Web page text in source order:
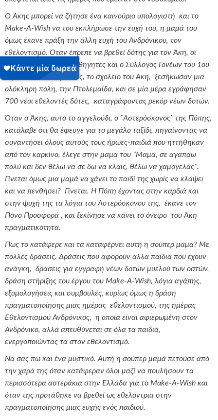
Ο Άκης μπορεί να ζήτησε ένα καινούριο υπολογιστή και το
Make-A-Wish να του εκπλήρωσε την ευχή του, η μαμά του
όμως έκανε πράξη την άλλη ευχή του Ανδρόνικου, τον
εθελοντισμό. Όταν έπρεπε να βρεθεί δότης για τον Άκη, οι
συμμαθητές του, οι καθηγητές και ο Σύλλογος Γονέων του 1ου
Γυμνασίου Πτολεμαΐδας, το σχολείο του Άκη, ξεσήκωσαν μια
ολόκληρη πόλη, την Πτολεμαΐδα, και σε μία μέρα εγράφησαν
700 νέοι εθελοντές δότες, καταγράφοντας ρεκόρ νέων δοτών.
Όταν ο Άκης, αυτό το αγγελούδι, ο ¨Αστερόσκονος¨ της Πόπης,
κατάλαβε ότι θα έφευγε για το μεγάλο ταξίδι, πηγαίνοντας να
συναντήσει όλους αυτούς τους ήρωες-παιδιά που ηττήθηκαν
από τον καρκίνο, έλεγε στην μαμά του ¨Μαμά, σε αγαπάω
πολύ και δεν θέλω να σε δω να κλαις, θέλω να χαμογελάς¨.
Γίνεται όμως μια μαμά να χάνει το παιδί της χωρίς να κλάψει
και να πενθήσει? Γίνεται. Η Πόπη έχοντας στην καρδιά και
στην ψυχή της τα λόγια του Αστερόσκονου της, έκανε τον
Πόνο Προσφορά , και ξεκίνησε να κάνει το όνειρο του Άκη
πραγματικότητα.
Πως το κατάφερε και τα καταφέρνει αυτή η σούπερ μαμά? Με
πολλές δράσεις. Δράσεις που αφορούν άλλα παιδιά που έχουν
ανάγκη, δράσεις για εγγραφή νέων δοτών μυελού των οστών,
δράση στήριξης του έργου του Make-A-Wish, λόγια αγάπης,
εξομολογήσεις και συμβουλές, κυρίως όμως η δράση
πραγματοποίησης μιας ημέρας εθελοντισμού, της ημέρας
Εθελοντισμού Ανδρόνικος, η οποία είναι αφιερωμένη στον
Ανδρόνικο, αλλά απευθύνεται σε όλα τα παιδιά,
ενεργοποιώντας τα στον εθελοντισμό.
Να σας πω και ένα μυστικό. Αυτή η σούπερ μαμά πετούσε από
την χαρά της όταν κατάφεραν όλοι μαζί να πουλήσουν τα
περισσότερα αστεράκια στην Ελλάδα για το Make-A-Wish και
όταν της προτάθηκε να βρεθεί ως εθελόντρια στην
πραγματοποίησης μιας ευχής ενός παιδιού.